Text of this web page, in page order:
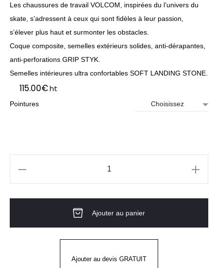
Les chaussures de travail VOLCOM, inspirées du l’univers du
skate, s’adressent à ceux qui sont fidèles à leur passion,
s’élever plus haut et surmonter les obstacles.
Coque composite, semelles extérieurs solides, anti-dérapantes,
anti-perforations GRIP STYK.
Semelles intérieures ultra confortables SOFT LANDING STONE.
115.00€ht
Pointures
Black
Ajouter au panier
Ajouter au devis GRATUIT